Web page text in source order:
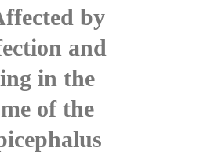
by
and
in the
of the